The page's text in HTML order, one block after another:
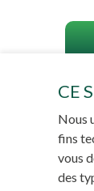
CE
Nous
fins
vous
des